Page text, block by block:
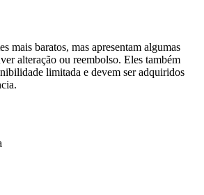
mais baratos, mas apresentam algumas
alteração ou reembolso. Eles também
limitada e devem ser adquiridos